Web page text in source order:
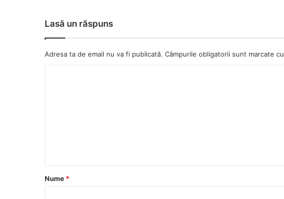
Lasă un răspuns
Adresa ta de email nu va fi publicată. Câmpurile obligatorii sunt marcate cu
a
r
Nume *